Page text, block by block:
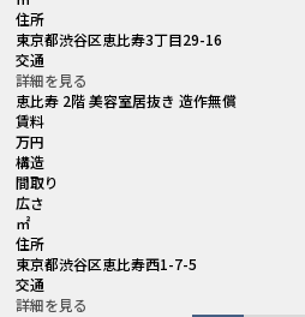
住所
東京都渋谷区恵比寿3丁目29-16
交通
詳細を見る
恵比寿 2階 美容室居抜き 造作無償
賃料
万円
構造
間取り
広さ
㎡
住所
東京都渋谷区恵比寿西1-7-5
交通
詳細を見る